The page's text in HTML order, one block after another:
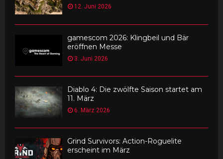
12. Juni 2026
gamescom 2026: Klingbeil und Bär
eröffnen Messe
3. Juni 2026
Diablo 4: Die zwölfte Saison startet am
11. März
6. März 2026
Grind Survivors: Action-Roguelite
erscheint im März